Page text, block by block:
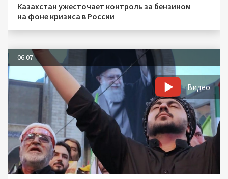
Казахстан ужесточает контроль за бензином
на фоне кризиса в России
06.07
Видео